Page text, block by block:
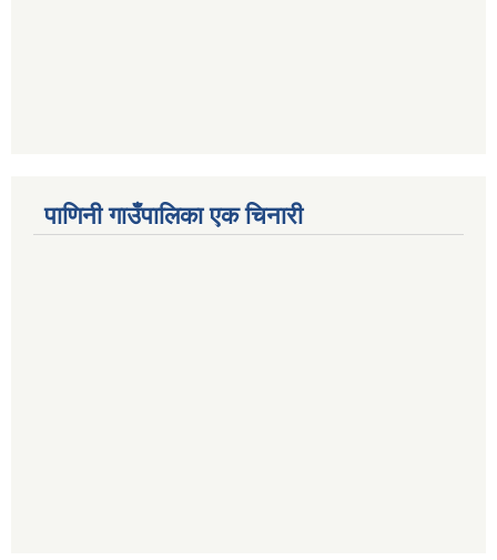
पाणिनी गाउँपालिका एक चिनारी